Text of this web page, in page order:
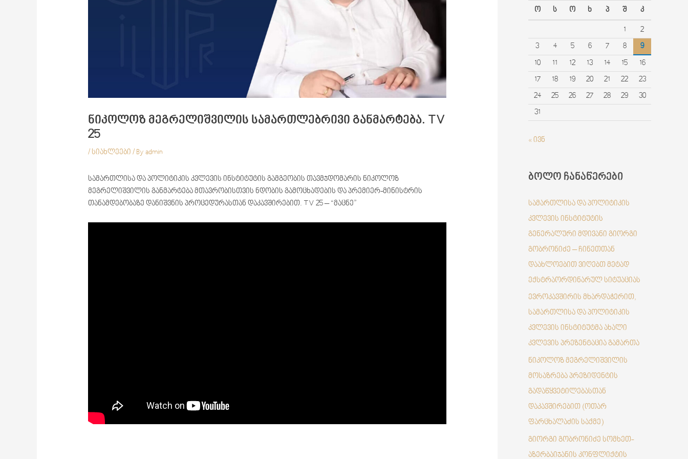
ნიკოლოზ მეგრელიშვილის სამართლებრივი განმარტება. TV
25
/ სიახლეები / Byadmin
სამართლისა და პოლიტიკის კვლევის ინსტიტუტის გამგეობის თავმჯდომარის ნიკოლოზ
მეგრელიშვილის განმარტება მთავრობისთვის ნდობის გამოცხადების და პრემიერ-მინისტრის
თანამდებობაზე დანიშვნის პროცედურასთან დაკავშირებით. TV 25 – “მაცნე”
:
ო ს ო ხ პ შ კ
1 2
3 4 5 6 7 8 9
10 11 12 13 14 15 16
17 18 19 20 21 22 23
24 25 26 27 28 29 30
31
« ივნ
ბოლო ჩანაწერები
სამართლისა და პოლიტიკის
კვლევის ინსტიტუტის
გენერალური მდივანი გიორგი
გობრონიძე – ჩინეთთან
დაახლოებით ვიღებთ მეტად
ექსტრაორდინარულ სიტუაციას
ევროკავშირის მხარდაჭერით,
სამართლისა და პოლიტიკის
კვლევის ინსტიტუტმა ახალი
კვლევის პრეზენტაცია გამართა
ნიკოლოზ მეგრელიშვილის
მოსაზრება პრეზიდენტის
გადაწყვეტილებასთან
დაკავშირებით (ოთარ
ფარცხალაძის საქმე)
გიორგი გობრონიძე სომხეთ-
აზერბაიჯანის კონფლიქტის